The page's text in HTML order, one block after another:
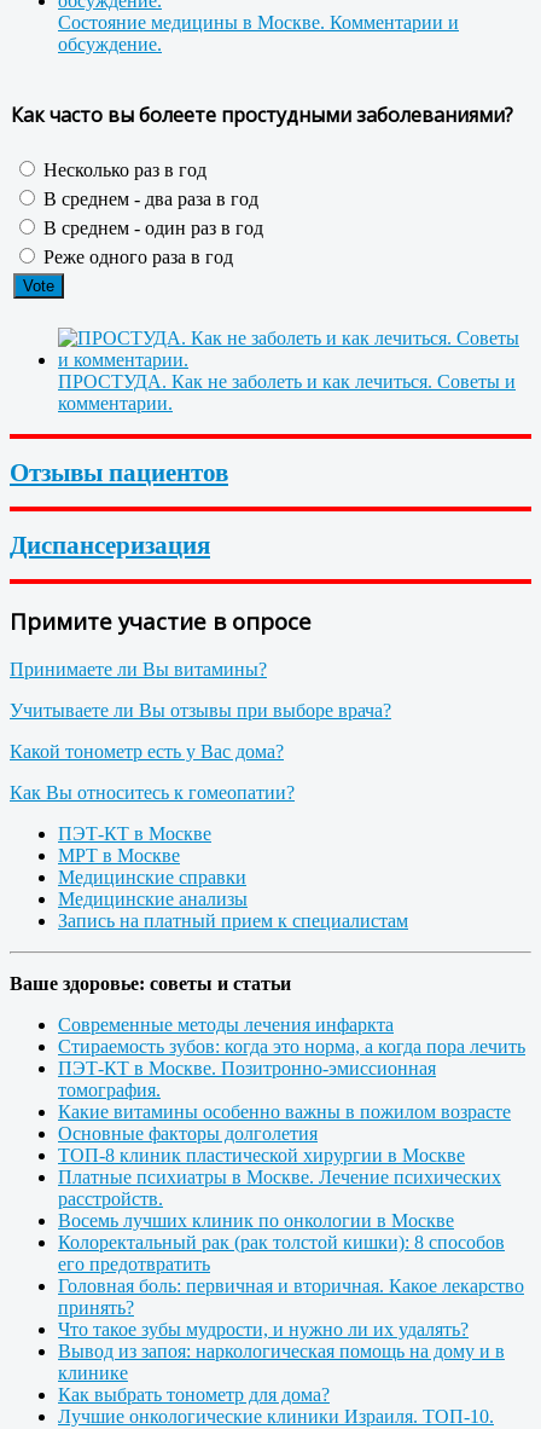
Состояние медицины в Москве. Комментарии и
обсуждение.
Как часто вы болеете простудными заболеваниями?
Несколько раз в год
В среднем - два раза в год
В среднем - один раз в год
Реже одного раза в год
ПРОСТУДА. Как не заболеть и как лечиться. Советы и
комментарии.
Отзывы пациентов
Диспансеризация
Примите участие в опросе
Принимаете ли Вы витамины?
Учитываете ли Вы отзывы при выборе врача?
Какой тонометр есть у Вас дома?
Как Вы относитесь к гомеопатии?
ПЭТ-КТ в Москве
МРТ в Москве
Медицинские справки
Медицинские анализы
Запись на платный прием к специалистам
Ваше здоровье: советы и статьи
Современные методы лечения инфаркта
Стираемость зубов: когда это норма, а когда пора лечить
ПЭТ-КТ в Москве. Позитронно-эмиссионная
томография.
Какие витамины особенно важны в пожилом возрасте
Основные факторы долголетия
ТОП-8 клиник пластической хирургии в Москве
Платные психиатры в Москве. Лечение психических
расстройств.
Восемь лучших клиник по онкологии в Москве
Колоректальный рак (рак толстой кишки): 8 способов
его предотвратить
Головная боль: первичная и вторичная. Какое лекарство
принять?
Что такое зубы мудрости, и нужно ли их удалять?
Вывод из запоя: наркологическая помощь на дому и в
клинике
Как выбрать тонометр для дома?
Лучшие онкологические клиники Израиля. ТОП-10.